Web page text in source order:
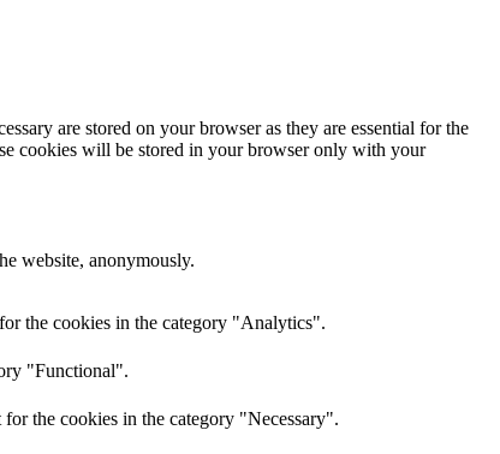
are stored on your browser as they are essential for the
cookies will be stored in your browser only with your
website, anonymously.
the cookies in the category "Analytics".
"Functional".
the cookies in the category "Necessary".